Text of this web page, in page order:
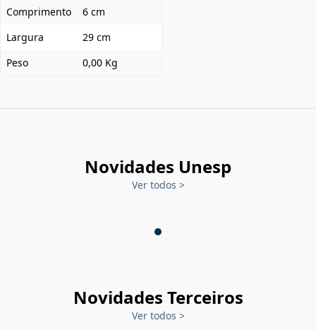
Comprimento
6 cm
Largura
29 cm
Peso
0,00 Kg
Novidades Unesp
Ver todos >
Novidades Terceiros
Ver todos >